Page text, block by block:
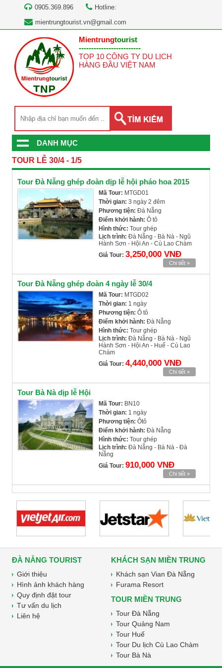
0905.369.896
Hotline:
mientrungtourist.vn@gmail.com
Mientrungtourist
-------------------------
TOP 10 CÔNG TY DU LỊCH
HÀNG ĐẦU VIỆT NAM
DANH MỤC
TOUR LỄ 30/4 - 1/5
Tour Đà Nẵng ghép đoàn dịp lễ hội pháo hoa 2015
Mã Tour: MTGD01
Thời gian: 3 ngày 2 đêm
Phương tiện: Đà Nẵng
Điểm khởi hành: Ô tô
Hình thức: Tour ghép
Lịch trình: Đà Nẵng - Bà Nà - Ngũ
Hành Sơn - Hội An - Cù Lao Chàm
Giá Tour: 3,250,000 VNĐ
Chi tiết »
Tour Đà Nẵng ghép đoàn 4 ngày lễ 30/4
Mã Tour: MTGD02
Thời gian: 1 ngày
Phương tiện: Ô tô
Điểm khởi hành: Đà Nẵng
Hình thức: Tour ghép
Lịch trình: Đà Nẵng - Bà Nà - Ngũ
Hành Sơn - Hội An - Huế - Cù Lao
Chàm
Giá Tour: 4,440,000 VNĐ
Chi tiết »
Tour Bà Nà dịp lễ Hội
Mã Tour: BN10
Thời gian: 1 ngày
Phương tiện: Ôtô
Điểm khởi hành: Đà Nẵng
Hình thức: Tour ghép
Lịch trình: Đà Nẵng - Bà Nà - Đà
Nẵng
Giá Tour: 910,000 VNĐ
Chi tiết »
ĐÀ NẴNG TOURIST
Giới thiệu
Hình ảnh khách hàng
Quy định đặt tour
Tư vấn du lịch
Liên hệ
KHÁCH SẠN MIỀN TRUNG
Khách sạn Vian Đà Nẵng
Furama Resort
TOUR MIỀN TRUNG
Tour Đà Nẵng
Tour Quảng Nam
Tour Huế
Tour Du lịch Cù Lao Chàm
Tour Bà Nà